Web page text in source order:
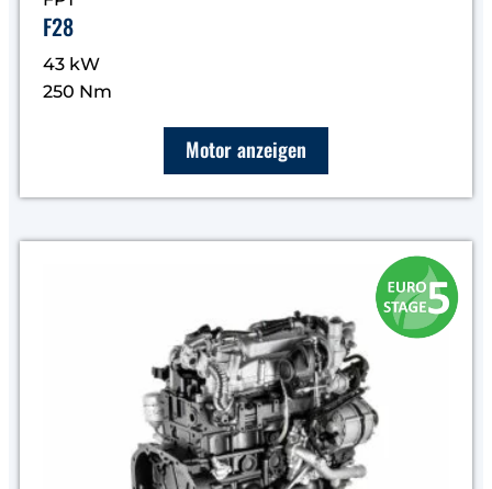
F28
43 kW
250 Nm
Motor anzeigen